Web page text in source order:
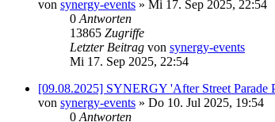
von synergy-events » Mi 17. Sep 2025, 22:54
0 Antworten
13865 Zugriffe
Letzter Beitrag von synergy-events
Mi 17. Sep 2025, 22:54
[09.08.2025] SYNERGY 'After Street Parade
von synergy-events » Do 10. Jul 2025, 19:54
0 Antworten